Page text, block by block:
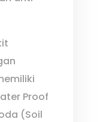
Proof
(Soil